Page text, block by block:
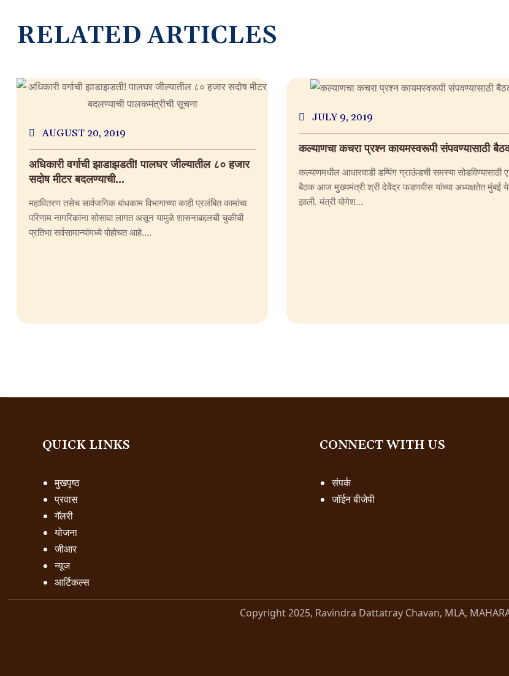
RELATED ARTICLES
AUGUST 20, 2019
अधिकारी वर्गाची झाडाझडती! पालघर जील्यातील ८० हजार
सदोष मीटर बदलण्याची...
महावितरण तसेच सार्वजनिक बांधकाम विभागाच्या काही प्रलंबित कामांचा
परिणाम नागरिकांना सोसावा लागत असून यामुळे शासनाबद्दलची चुकीची
प्रतिभा सर्वसामान्यांमध्ये पोहोचत आहे....
JULY 9, 2019
कल्याणचा कचरा प्रश्न कायमस्वरूपी संपवण्यासाठी
कल्याणमधील आधारवाडी डम्पिंग ग्राऊंडची समस्या सोडविण्यासाठी
बैठक आज मुख्यमंत्री श्री देवेंद्र फडणवीस यांच्या अध्यक्षतेत मुंबई
झाली. मंत्री योगेश...
QUICK LINKS
मुखपृष्ठ
प्रवास
गॅलरी
योजना
जीआर
न्यूज
आर्टिकल्स
CONNECT WITH US
संपर्क
जॉईन बीजेपी
Copyright 2025, Ravindra Dattatray Chavan, MLA,